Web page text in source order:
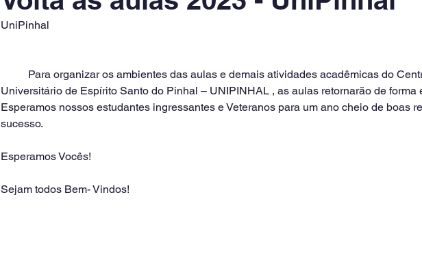
UniPinhal
Universitário de Espírito Santo do Pinhal – UNIPINHAL , as aulas retornarão de forma
Esperamos nossos estudantes ingressantes e Veteranos para um ano cheio de boas
sucesso.
Esperamos Vocês!
Sejam todos Bem- Vindos!